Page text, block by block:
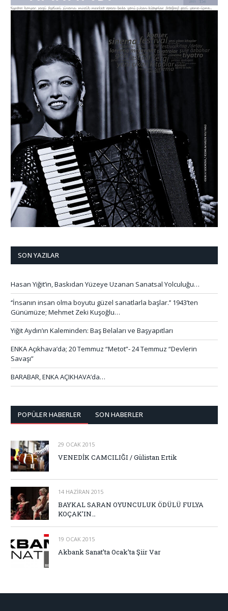
SON YAZILAR
Hasan Yiğit’in, Baskıdan Yüzeye Uzanan Sanatsal Yolculuğu…
‘’İnsanın insan olma boyutu güzel sanatlarla başlar.’’ 1943’ten
Günümüze; Mehmet Zeki Kuşoğlu…
Yiğit Aydın’ın Kaleminden: Baş Belaları ve Başyapıtları
ENKA Açıkhava’da; 20 Temmuz “Metot”- 24 Temmuz “Devlerin
Savaşı”
BARABAR, ENKA AÇIKHAVA’da…
POPÜLER HABERLER SON HABERLER
29 OCAK 2015
VENEDİK CAMCILIĞI / Gülistan Ertik
14 HAZIRAN 2015
BAYKAL SARAN OYUNCULUK ÖDÜLÜ FULYA
KOÇAK’IN…
19 OCAK 2015
Akbank Sanat’ta Ocak’ta Şiir Var